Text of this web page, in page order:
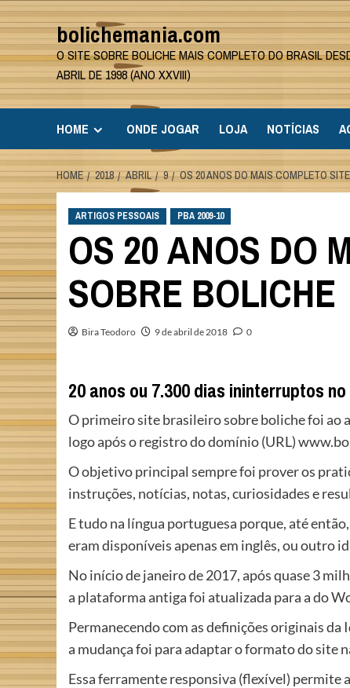
Skip
to
content
bolichemania.com
O SITE SOBRE BOLICHE MAIS COMPLETO DO BRASIL
ABRIL DE 1998 (ANO XXVIII)
HOME ONDE JOGAR LOJA NOTÍCIAS
HOME 2018 ABRIL 9 OS 20 ANOS DO MAIS COMPLETO
ARTIGOS PESSOAIS PBA 2009-10
OS 20 ANOS DO
SOBRE BOLICHE
Bira Teodoro 9 de abril de 2018 0
20 anos ou 7.300 dias ininterruptos
O primeiro site brasileiro sobre boliche foi ao
logo após o registro do domínio (URL)
O objetivo principal sempre foi prover os
instruções, notícias, notas, curiosidades e
E tudo na língua portuguesa porque, até
eram disponíveis apenas em inglês, ou outro
No início de janeiro de 2017, após quase 3
a plataforma antiga foi atualizada para a do
Permanecendo com as definições originais da
a mudança foi para adaptar o formato do site
Essa ferramente responsiva (flexível) permite